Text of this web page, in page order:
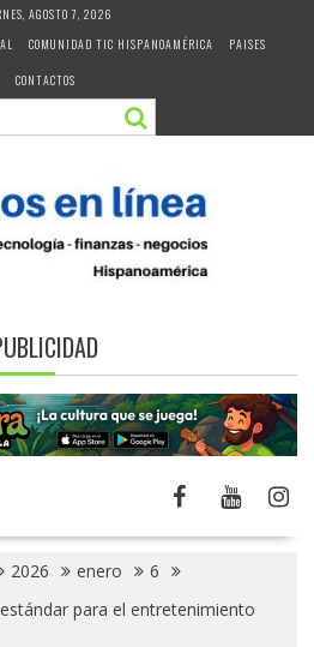
AGOSTO 7, 2026
COMUNIDAD TIC HISPANOAMÉRICA
PAISES
CONTACTOS
2026 enero
6
para el entretenimiento